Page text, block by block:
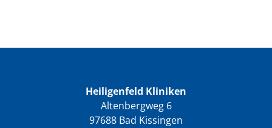
Heiligenfeld Kliniken
Altenbergweg 6
97688 Bad Kissingen